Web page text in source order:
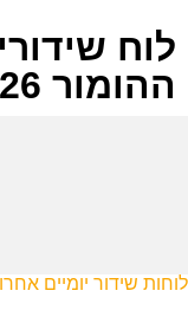
לוח
ההומור 26-05-2026
לוחות שידור יומיים